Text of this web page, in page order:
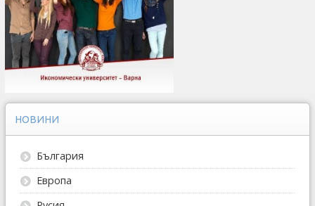
НОВИНИ
България
Европа